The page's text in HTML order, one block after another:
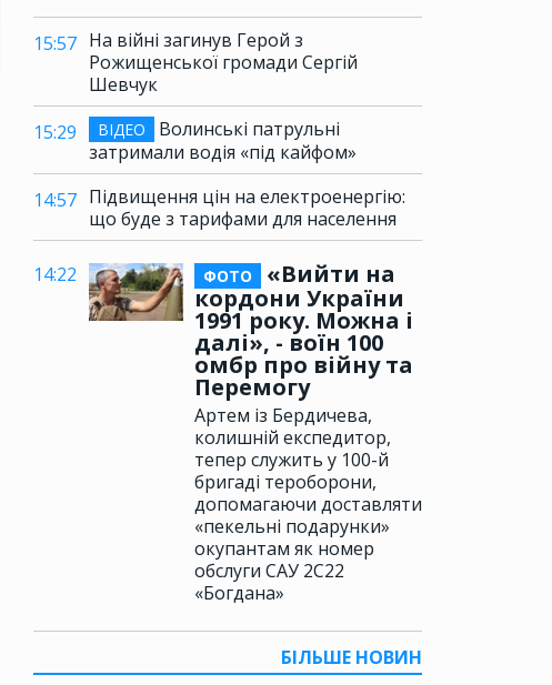
15:57 На війні загинув Герой з
Рожищенської громади Сергій
Шевчук
15:29
ВІДЕО
Волинські патрульні
затримали водія «під кайфом»
14:57 Підвищення цін на електроенергію:
що буде з тарифами для населення
14:22 ФОТО
«Вийти на
кордони України
1991 року. Можна і
далі», - воїн 100
омбр про війну та
Перемогу
Артем із Бердичева,
колишній експедитор,
тепер служить у 100-й
бригаді тероборони,
допомагаючи доставляти
«пекельні подарунки»
окупантам як номер
обслуги САУ 2С22
«Богдана»
БІЛЬШЕ НОВИН